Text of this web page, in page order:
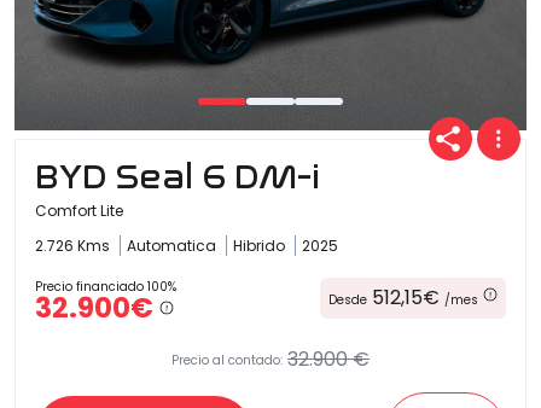
BYD Seal 6 DM-i
Comfort Lite
2.726 Kms
Automatica Hibrido 2025
Precio financiado 100%
32.900€ Desde 512,15€ /mes
Precio al contado: 32.900 €